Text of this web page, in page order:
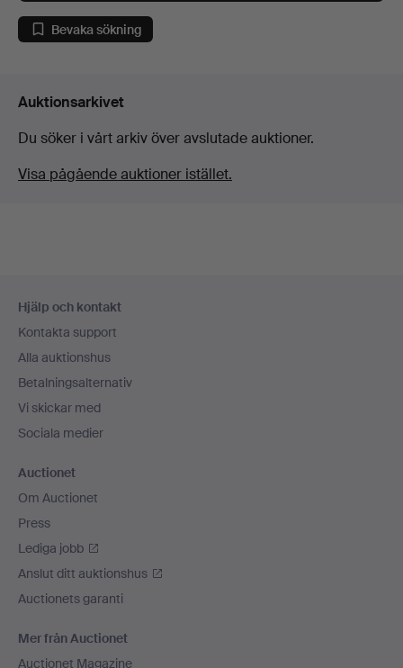
Bevaka sökning
Auktionsarkivet
Du söker i vårt arkiv över avslutade auktioner.
Visa pågående auktioner istället.
Hjälp och kontakt
Kontakta support
Alla auktionshus
Betalningsalternativ
Vi skickar med
Sociala medier
Auctionet
Om Auctionet
Press
Lediga jobb
Anslut ditt auktionshus
Auctionets garanti
Mer från Auctionet
Auctionet Magazine